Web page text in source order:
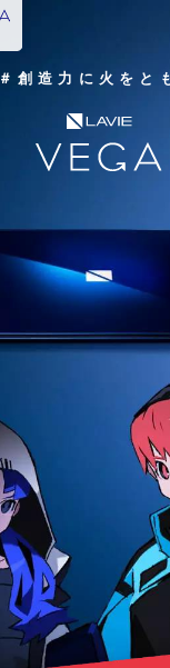
＃創造力に火をと